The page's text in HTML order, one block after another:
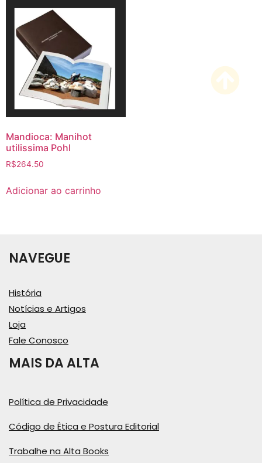
Mandioca: Manihot
utilissima Pohl
R$264.50
Adicionar ao carrinho
NAVEGUE
História
Notícias e Artigos
Loja
Fale Conosco
MAIS DA ALTA
Política de Privacidade
Código de Ética e Postura Editorial
Trabalhe na Alta Books